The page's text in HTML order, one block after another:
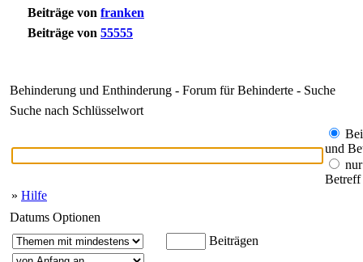
Beiträge von franken
Beiträge von 55555
Behinderung und Enthinderung - Forum für Behinderte - Suche
Suche nach Schlüsselwort
und
nur
Betreff
» Hilfe
Datums Optionen
Beiträgen